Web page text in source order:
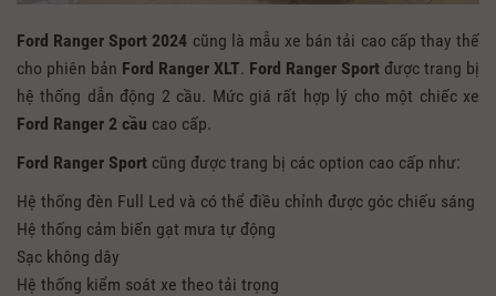
Ford Ranger Sport 2024 cũng là mẫu xe bán tải cao cấp thay thế
cho phiên bản Ford Ranger XLT. Ford Ranger Sport được trang bị
hệ thống dẫn động 2 cầu. Mức giá rất hợp lý cho một chiếc xe
Ford Ranger 2 cầu cao cấp.
Ford Ranger Sport cũng được trang bị các option cao cấp như:
Hệ thống đèn Full Led và có thể điều chỉnh được góc chiếu sáng
Hệ thống cảm biến gạt mưa tự động
Sạc không dây
Hệ thống kiểm soát xe theo tải trọng